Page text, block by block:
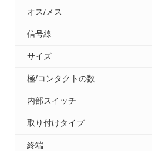
オス/メス
信号線
サイズ
極/コンタクトの数
内部スイッチ
取り付けタイプ
終端